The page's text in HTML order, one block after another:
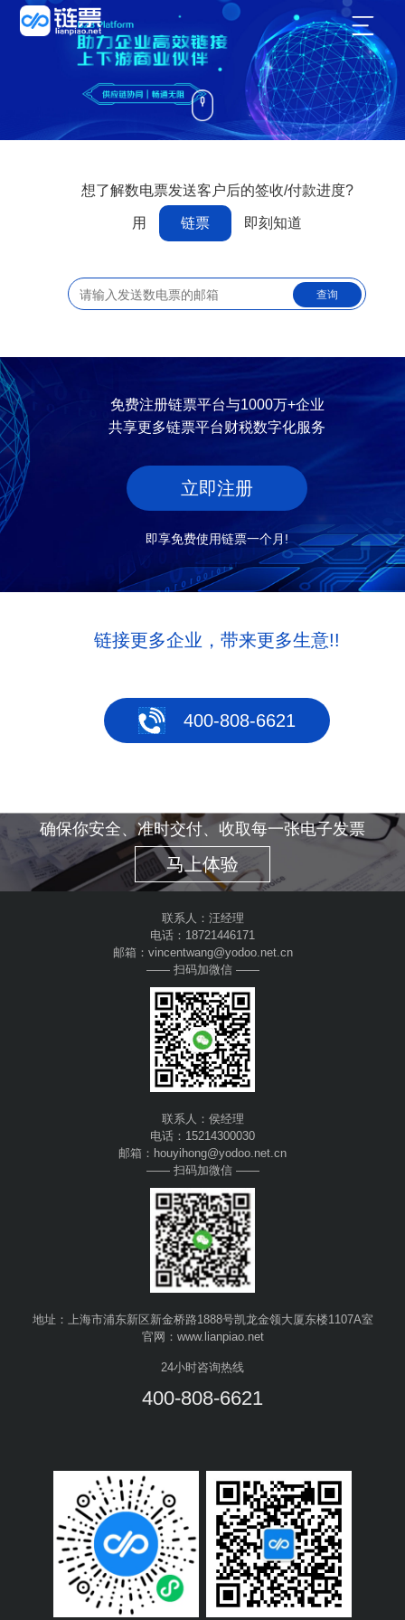
想了解数电票发送客户后的签收/付款进度?
用 链票 即刻知道
查询
免费注册链票平台与1000万+企业
共享更多链票平台财税数字化服务
立即注册
即享免费使用链票一个月!
链接更多企业，带来更多生意!!
400-808-6621
确保你安全、准时交付、收取每一张电子发票
马上体验
联系人：汪经理
电话：18721446171
邮箱：vincentwang@yodoo.net.cn
—— 扫码加微信 ——
联系人：侯经理
电话：15214300030
邮箱：houyihong@yodoo.net.cn
—— 扫码加微信 ——
地址：上海市浦东新区新金桥路1888号凯龙金领大厦东楼1107A室
官网：www.lianpiao.net
24小时咨询热线
400-808-6621